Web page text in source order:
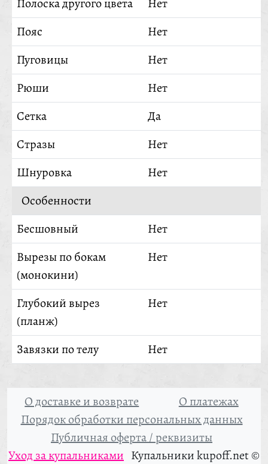
Пояс
Нет
Пуговицы
Нет
Рюши
Нет
Сетка
Да
Стразы
Нет
Шнуровка
Нет
Особенности
Бесшовный
Нет
Вырезы по бокам
(монокини)
Нет
Глубокий вырез
(планж)
Нет
Завязки по телу Нет
О доставке и возврате
О платежах
Порядок обработки персональных данных
Публичная оферта / реквизиты
Уход за купальниками Купальники kupoff.net ©